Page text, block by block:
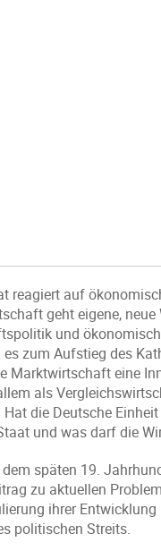
reagiert auf
geht eigene, neue
und
zum Aufstieg des
Marktwirtschaft eine
als
die Deutsche
und was darf die
späten 19.
zu aktuellen
ihrer Entwicklung
politischen Streits.